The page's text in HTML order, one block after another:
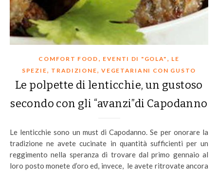
COMFORT FOOD , EVENTI DI "GOLA" , LE
SPEZIE, TRADIZIONE,VEGETARIANI CON GUSTO
Le polpette di lenticchie, un gustoso
secondo con gli “avanzi”di Capodanno
Le lenticchie sono un must di Capodanno. Se per onorare la
tradizione ne avete cucinate in quantità sufficienti per un
reggimento nella speranza di trovare dal primo gennaio al
loro posto monete d’oro ed, invece, le avete ritrovate ancora